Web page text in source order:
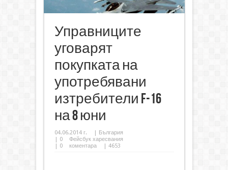
Управниците
уговарят
покупката на
употребявани
изтребители F-16
на 8 юни
04.06.2014 г. | България
| 0
Фейсбук харесвания
| 0 коментара | 4653